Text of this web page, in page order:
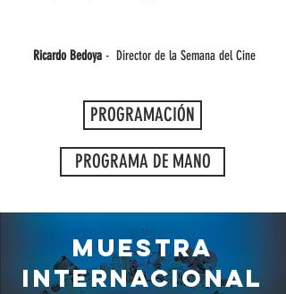
Ricardo Bedoya - Director de la Semana del Cine
PROGRAMACIÓN
PROGRAMA DE MANO
MUESTRA
INTERNACIONAL